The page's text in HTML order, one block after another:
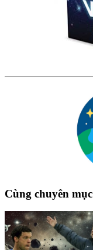
Cùng chuyên mục